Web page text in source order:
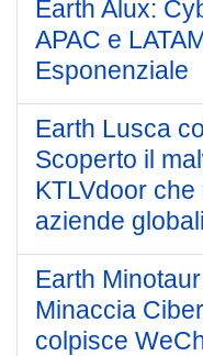
Earth Alux:
APAC e
Esponenziale
Earth Lusca
Scoperto il
KTLVdoor
aziende globali
Earth
Minaccia
colpisce